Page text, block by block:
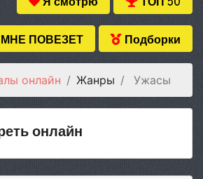
МНЕ ПОВЕЗЕТ Подборки
онлайн Жанры Ужасы
онлайн